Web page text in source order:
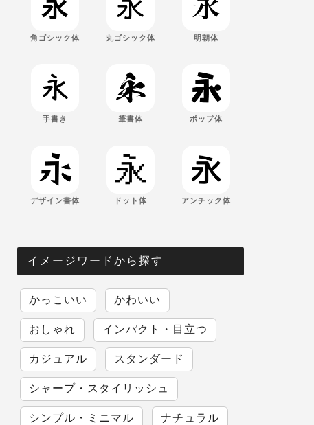
角ゴシック体 丸ゴシック体 明朝体
手書き 筆書体 ポップ体
デザイン書体 ドット体 アンチック体
イメージワードから探す
かっこいい かわいい
おしゃれ インパクト・目立つ
カジュアル スタンダード
シャープ・スタイリッシュ
シンプル・ミニマル ナチュラル